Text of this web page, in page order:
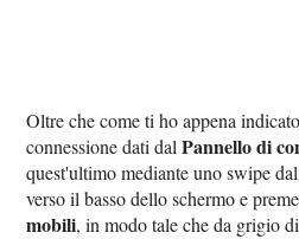
Oltre che come ti ho appena
connessione dati dalPannello di
quest'ultimo mediante uno swipe
verso il basso dello schermo e
mobili, in modo tale che da grigio